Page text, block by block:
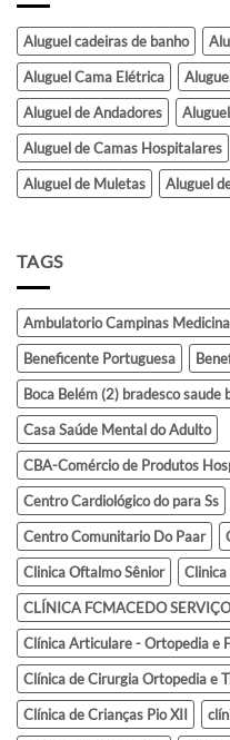
Aluguel cadeiras de banho
Aluguel Cama Elétrica
Aluguel de Andadores
Aluguel de Camas Hospitalares
Aluguel de Muletas
Aluguel
TAGS
Ambulatorio Campinas
Beneficente Portuguesa
Boca Belém (2) bradesco saude
Casa Saúde Mental do Adulto
CBA-Comércio de Produtos
Centro Cardiológico do para Ss
Centro Comunitario Do Paar
Clinica Oftalmo Sênior
Clinica
CLÍNICA FCMACEDO
Clínica Articulare - Ortopedia e
Clínica de Cirurgia Ortopedia e
Clínica de Crianças Pio XII